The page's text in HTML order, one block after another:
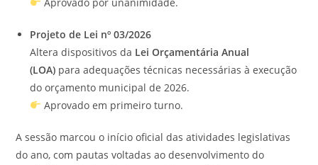
Projeto de Lei nº 03/2026
Altera dispositivos da Lei Orçamentária Anual
(LOA) para adequações técnicas necessárias à execução
do orçamento municipal de 2026.
Aprovado em primeiro turno.
A sessão marcou o início oficial das atividades legislativas
do ano, com pautas voltadas ao desenvolvimento do